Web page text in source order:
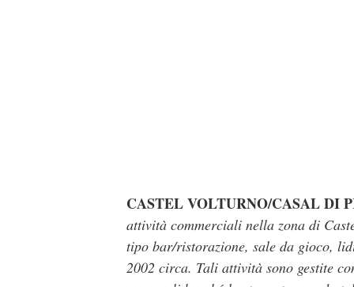
CASTEL VOLTURNO/CASAL DI
attività commerciali nella zona di
tipo bar/ristorazione, sale da gioco,
2002 circa. Tali attività sono gestite